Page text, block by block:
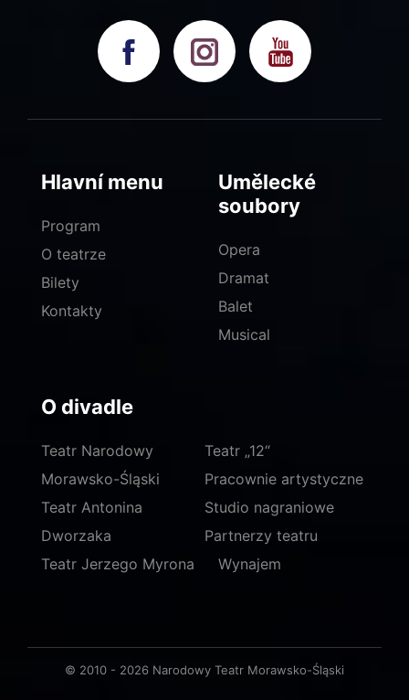
Hlavní menu
Program
O teatrze
Bilety
Kontakty
Umělecké
soubory
Opera
Dramat
Balet
Musical
O divadle
Teatr Narodowy
Morawsko-Śląski
Teatr Antonina
Dworzaka
Teatr Jerzego Myrona
Teatr „12“
Pracownie artystyczne
Studio nagraniowe
Partnerzy teatru
Wynajem
© 2010 - 2026 Narodowy Teatr Morawsko-Śląski